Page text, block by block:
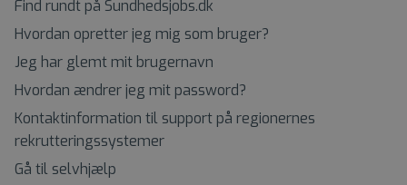
Find rundt på Sundhedsjobs.dk
Hvordan opretter jeg mig som bruger?
Jeg har glemt mit brugernavn
Hvordan ændrer jeg mit password?
Kontaktinformation til support på regionernes
rekrutteringssystemer
Gå til selvhjælp